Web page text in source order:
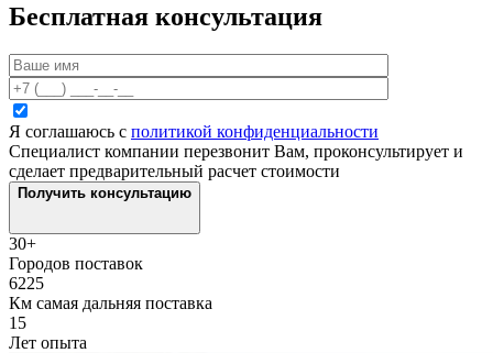
Бесплатная консультация
Я соглашаюсь с политикой конфиденциальности
Специалист компании перезвонит Вам, проконсультирует и
сделает предварительный расчет стоимости
Получить консультацию
30+
Городов поставок
6225
Км самая дальняя поставка
15
Лет опыта